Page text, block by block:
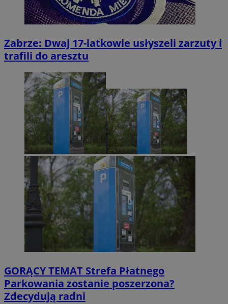
Zabrze: Dwaj 17-latkowie usłyszeli zarzuty i
trafili do aresztu
GORĄCY TEMAT Strefa Płatnego
Parkowania zostanie poszerzona?
Zdecydują radni